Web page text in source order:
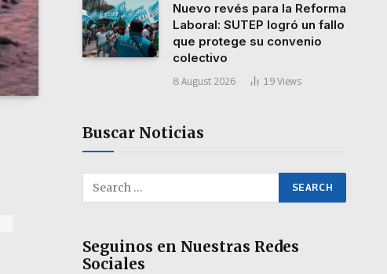
Nuevo revés para la Reforma
Laboral: SUTEP logró un fallo
que protege su convenio
colectivo
8 August 2026 19 Views
Buscar Noticias
Seguinos en Nuestras Redes
Sociales